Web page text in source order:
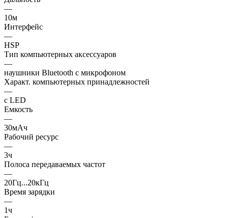
—
10м
Интерфейс
—
HSP
Тип компьютерных аксессуаров
—
наушники Bluetooth с микрофоном
Характ. компьютерных принадлежностей
—
с LED
Емкость
—
30мАч
Рабочий ресурс
—
3ч
Полоса передаваемых частот
—
20Гц...20кГц
Время зарядки
—
1ч